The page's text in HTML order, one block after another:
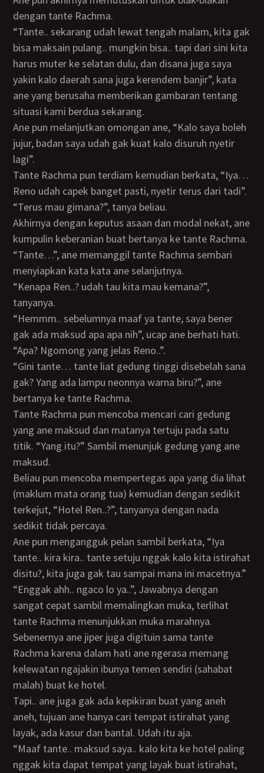
dengan tante Rachma.
“Tante.. sekarang udah lewat tengah malam, kita gak
bisa maksain pulang.. mungkin bisa.. tapi dari sini kita
harus muter ke selatan dulu, dan disana juga saya
yakin kalo daerah sana juga kerendem banjir”, kata
ane yang berusaha memberikan gambaran tentang
situasi kami berdua sekarang.
Ane pun melanjutkan omongan ane, “Kalo saya boleh
jujur, badan saya udah gak kuat kalo disuruh nyetir
lagi”.
Tante Rachma pun terdiam kemudian berkata, “Iya…
Reno udah capek banget pasti, nyetir terus dari tadi”.
“Terus mau gimana?”, tanya beliau.
Akhirnya dengan keputus asaan dan modal nekat, ane
kumpulin keberanian buat bertanya ke tante Rachma.
“Tante…”, ane memanggil tante Rachma sembari
menyiapkan kata kata ane selanjutnya.
“Kenapa Ren..? udah tau kita mau kemana?”,
tanyanya.
“Hemmm.. sebelumnya maaf ya tante, saya bener
gak ada maksud apa apa nih”, ucap ane berhati hati.
“Apa? Ngomong yang jelas Reno..”.
“Gini tante… tante liat gedung tinggi disebelah sana
gak? Yang ada lampu neonnya warna biru?”, ane
bertanya ke tante Rachma.
Tante Rachma pun mencoba mencari cari gedung
yang ane maksud dan matanya tertuju pada satu
titik. “Yang itu?” Sambil menunjuk gedung yang ane
maksud.
Beliau pun mencoba mempertegas apa yang dia lihat
(maklum mata orang tua) kemudian dengan sedikit
terkejut, “Hotel Ren..?”, tanyanya dengan nada
sedikit tidak percaya.
Ane pun mengangguk pelan sambil berkata, “Iya
tante.. kira kira.. tante setuju nggak kalo kita istirahat
disitu?, kita juga gak tau sampai mana ini macetnya.”
“Enggak ahh.. ngaco lo ya..”, Jawabnya dengan
sangat cepat sambil memalingkan muka, terlihat
tante Rachma menunjukkan muka marahnya.
Sebenernya ane jiper juga digituin sama tante
Rachma karena dalam hati ane ngerasa memang
kelewatan ngajakin ibunya temen sendiri (sahabat
malah) buat ke hotel.
Tapi.. ane juga gak ada kepikiran buat yang aneh
aneh, tujuan ane hanya cari tempat istirahat yang
layak, ada kasur dan bantal. Udah itu aja.
“Maaf tante.. maksud saya.. kalo kita ke hotel paling
nggak kita dapat tempat yang layak buat istirahat,